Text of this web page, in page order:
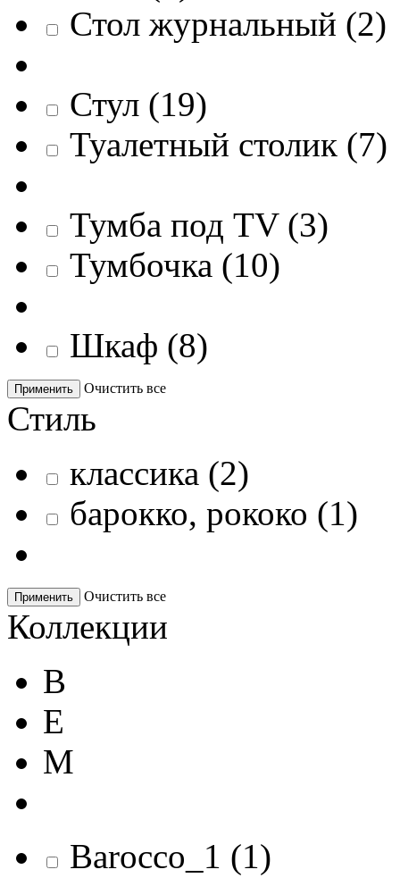
Стол журнальный (2)
Стул (19)
Туалетный столик (7)
Тумба под TV (3)
Тумбочка (10)
Шкаф (8)
Применить Очистить все
Стиль
классика (2)
барокко, рококо (1)
Применить Очистить все
Коллекции
B
E
M
Barocco_1 (1)